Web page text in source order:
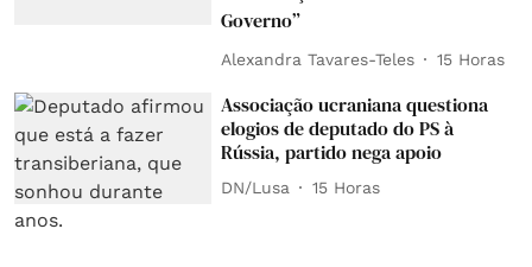
Governo”
Alexandra Tavares-Teles 15 Horas
Associação ucraniana questiona
elogios de deputado do PS à
Rússia, partido nega apoio
DN/Lusa 15 Horas